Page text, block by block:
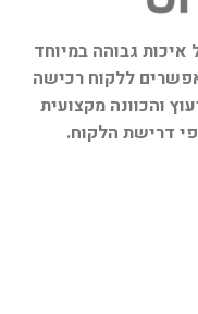
גבוהה במיוחד
ללקוח רכישה
והכוונה מקצועית
דרישת הלקוח.